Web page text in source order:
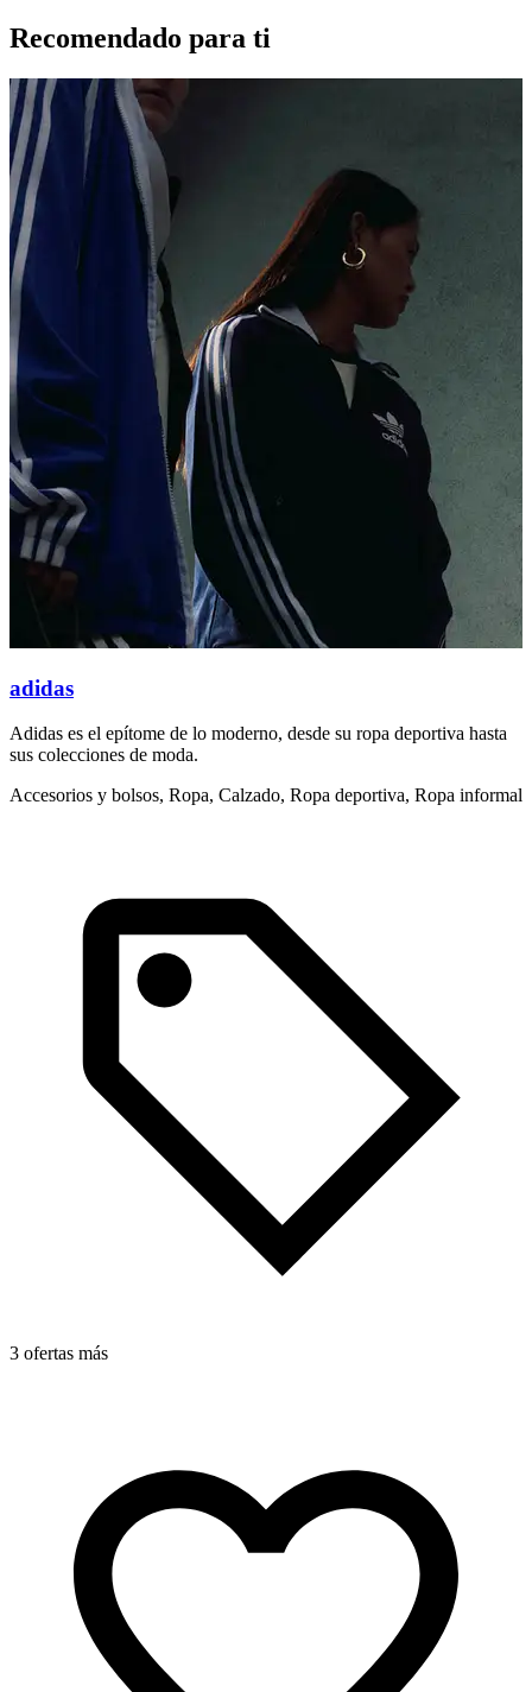
Recomendado para ti
adidas
Adidas es el epítome de lo moderno, desde su ropa deportiva hasta
sus colecciones de moda.
Accesorios y bolsos, Ropa, Calzado, Ropa deportiva, Ropa informal
3 ofertas más